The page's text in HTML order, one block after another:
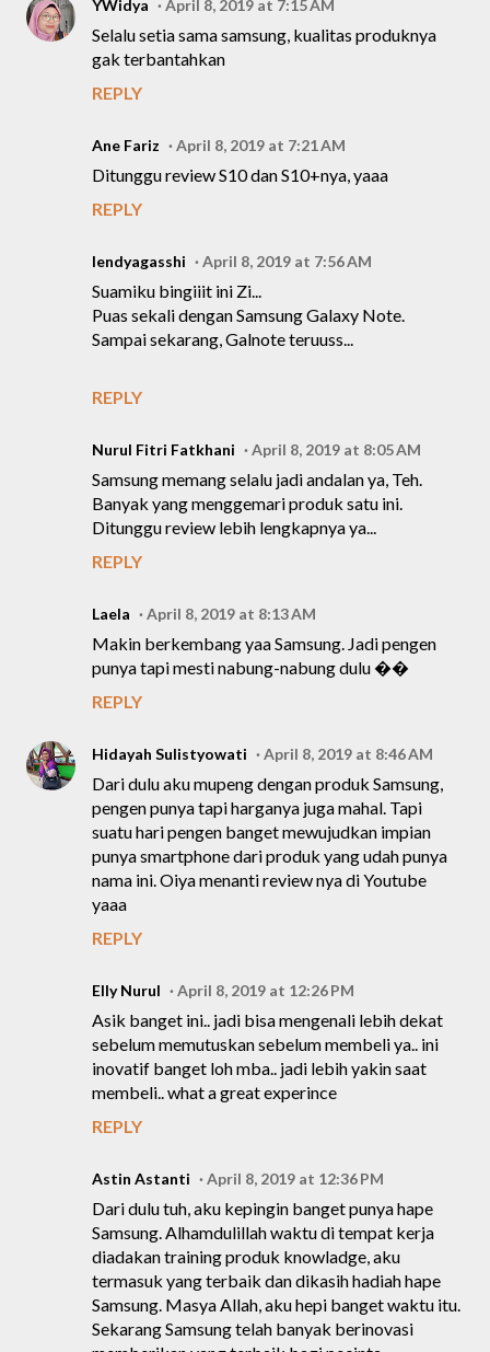
YWidya April 8, 2019 at 7:15 AM
Selalu setia sama samsung, kualitas produknya
gak terbantahkan
REPLY
Ane Fariz April 8, 2019 at 7:21 AM
Ditunggu review S10 dan S10+nya, yaaa
REPLY
lendyagasshi April 8, 2019 at 7:56 AM
Suamiku bingiiit ini Zi...
Puas sekali dengan Samsung Galaxy Note.
Sampai sekarang, Galnote teruuss...
REPLY
Nurul Fitri Fatkhani April 8, 2019 at 8:05 AM
Samsung memang selalu jadi andalan ya, Teh.
Banyak yang menggemari produk satu ini.
Ditunggu review lebih lengkapnya ya...
REPLY
Laela April 8, 2019 at 8:13 AM
Makin berkembang yaa Samsung. Jadi pengen
punya tapi mesti nabung-nabung dulu ��
REPLY
Hidayah Sulistyowati April 8, 2019 at 8:46 AM
Dari dulu aku mupeng dengan produk Samsung,
pengen punya tapi harganya juga mahal. Tapi
suatu hari pengen banget mewujudkan impian
punya smartphone dari produk yang udah punya
nama ini. Oiya menanti review nya di Youtube
yaaa
REPLY
Elly Nurul April 8, 2019 at 12:26 PM
Asik banget ini.. jadi bisa mengenali lebih dekat
sebelum memutuskan sebelum membeli ya.. ini
inovatif banget loh mba.. jadi lebih yakin saat
membeli.. what a great experince
REPLY
Astin Astanti April 8, 2019 at 12:36 PM
Dari dulu tuh, aku kepingin banget punya hape
Samsung. Alhamdulillah waktu di tempat kerja
diadakan training produk knowladge, aku
termasuk yang terbaik dan dikasih hadiah hape
Samsung. Masya Allah, aku hepi banget waktu itu.
Sekarang Samsung telah banyak berinovasi